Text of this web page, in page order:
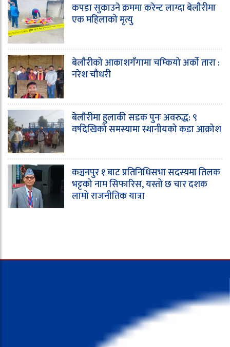
कपडा सुकाउने क्रममा करेन्ट लाग्दा बेलौरीमा
एक महिलाको मृत्यु
बेलौरीको आकाशगँगामा चम्कियो अर्को तारा :
नरेश चौधरी
बेलौरीमा हुलाकी सडक पुनः अवरुद्ध: ९
वर्षदेखिको समस्यामा स्थानीयको कडा आक्रोश
कञ्चनपुर १ बाट प्रतिनिधिसभा सदस्यमा तिलक
भट्टको नाम सिफारिस, यस्तो छ चार दशक
लामो राजनीतिक यात्रा